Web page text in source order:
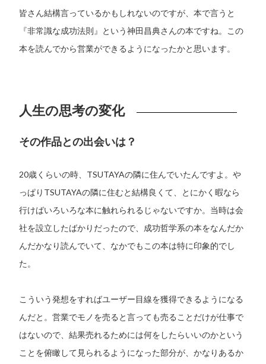
皆さん結構言っているかもしれないのですが、本で言うと
『非常識な成功法則』という神田昌典さんの本ですね。この
本を読んでから営業ができるようになったかと思います。
人生の思考の変化
その作品との出会いは？
20歳くらいの時、TSUTAYAの隣に住んでいたんですよ。や
っぱりTSUTAYAの隣に住むと結構良くて、とにかく暇なら
行けばいろいろな本に触れられるじゃないですか。当時は会
社を設立したばかりだったので、成功哲学系の本をなんだか
んだかなり読んでいて、なかでもこの本は特に印象的でし
た。
こういう発想をすればユーザー目線を獲得できるようになる
んだと。営業でモノを売ると言っても売ることだけが仕事で
はないので、結果売れるためには何をしたらいいのかという
ことを俯瞰して見られるようになった部分が、かなりあるか